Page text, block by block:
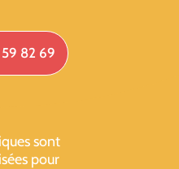
82 69
sont
pour